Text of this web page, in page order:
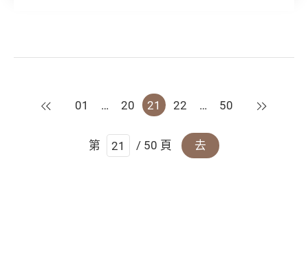
上一頁
01 … 20 21 22 … 50 下一頁
第 / 50 頁 去